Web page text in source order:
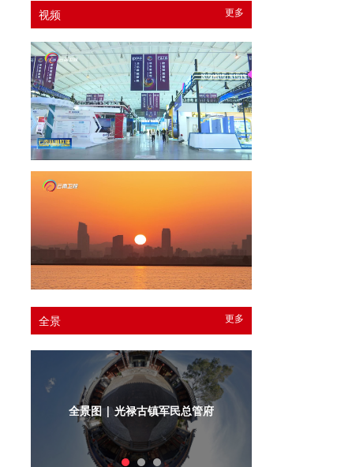
更多
视频
更多
全景
全景图 | 光禄古镇军民总管府内庭